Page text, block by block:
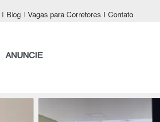
Blog Vagas para Corretores Contato
ANUNCIE